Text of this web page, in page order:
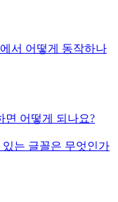
서 어떻게 동작하나
면 어떻게 되나요?
있는 글꼴은 무엇인가